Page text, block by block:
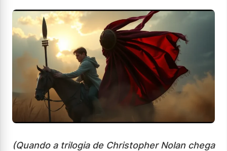
(Quando a trilogia de Christopher Nolan chega